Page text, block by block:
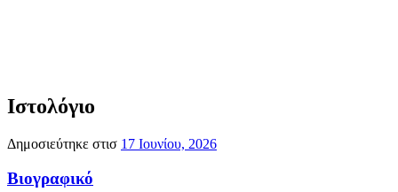
Ιστολόγιο
Δημοσιεύτηκε στισ 17 Ιουνίου, 2026
Βιογραφικό